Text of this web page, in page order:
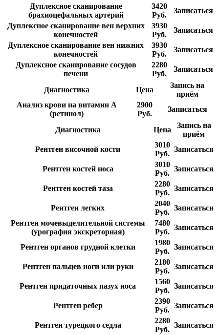
Дуплексное сканирование
брахиоцефальных артерий
3420
Руб.
Записаться
Дуплексное сканирование вен верхних
конечностей
3930
Руб.
Записаться
Дуплексное сканирование вен нижних
конечностей
3930
Руб.
Записаться
Дуплексное сканирование сосудов
печени
2280
Руб.
Записаться
Диагностика Цена
Запись на
приём
Анализ крови на витамин А
(ретинол)
2900
Руб.
Записаться
Диагностика Цена
Запись на
приём
Рентген височной кости
3010
Руб.
Записаться
Рентген костей носа
3010
Руб.
Записаться
Рентген костей таза
2280
Руб.
Записаться
Рентген легких
2040
Руб.
Записаться
Рентген мочевыделительной системы
(урография экскреторная)
7480
Руб.
Записаться
Рентген органов грудной клетки
1980
Руб.
Записаться
Рентген пальцев ноги или руки
2180
Руб.
Записаться
Рентген придаточных пазух носа
1560
Руб.
Записаться
Рентген ребер
2390
Руб.
Записаться
Рентген турецкого седла
2280
Руб.
Записаться